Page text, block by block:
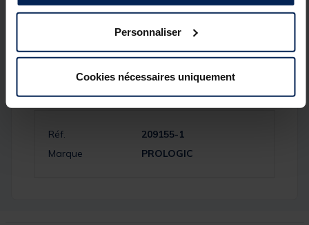
Personnaliser
Cookies nécessaires uniquement
Fourni avec un sac de transport rembourré de luxe
Spécifications
Réf.
209155-1
Marque
PROLOGIC